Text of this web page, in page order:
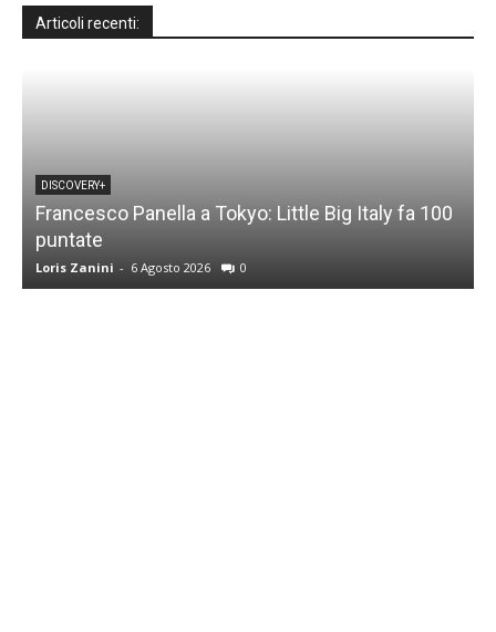
Articoli recenti:
DISCOVERY+
Francesco Panella a Tokyo: Little Big Italy fa 100
puntate
Loris Zanini - 6 Agosto 2026 0